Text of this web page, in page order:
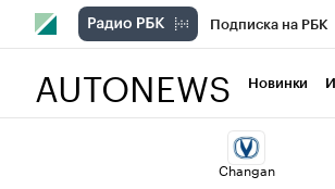
Подписка на РБК
Национальные
Кредитные
AUTONEWS Новинки
Changan